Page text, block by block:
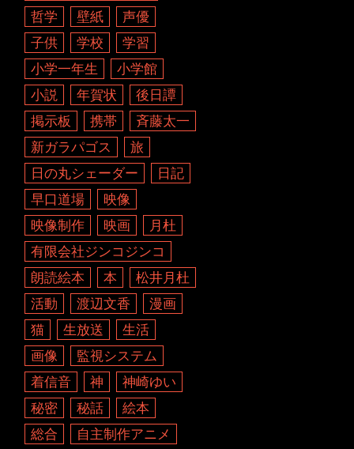
哲学
壁紙
声優
子供
学校
学習
小学一年生
小学館
小説
年賀状
後日譚
掲示板
携帯
斉藤太一
新ガラパゴス
旅
日の丸シェーダー
日記
早口道場
映像
映像制作
映画
月杜
有限会社ジンコジンコ
朗読絵本
本
松井月杜
活動
渡辺文香
漫画
猫
生放送
生活
画像
監視システム
着信音
神
神崎ゆい
秘密
秘話
絵本
総合
自主制作アニメ